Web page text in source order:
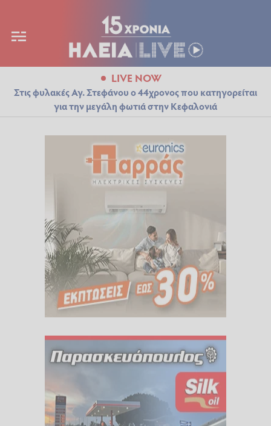
LIVE NOW
Στις φυλακές Αγ. Στεφάνου ο 44χρονος που κατηγορείται
για την μεγάλη φωτιά στην Κεφαλονιά